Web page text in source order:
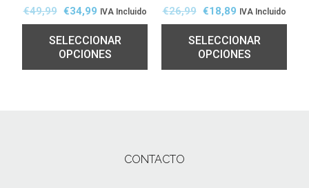
€49,99 €34,99 IVA Incluido
SELECCIONAR
OPCIONES
€26,99 €18,89 IVA Incluido
SELECCIONAR
OPCIONES
CONTACTO